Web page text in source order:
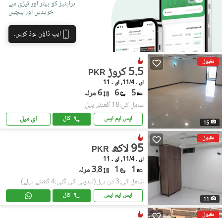
پراپٹیز کو بہتر اور تیزی سے
خریدیں اور بیچیں
ایپ ڈاؤن لوڈ کریں۔
مقبول
15
PKR 5.5 کروڑ
ای ۔ 11/4, ای ۔ 11
5
6 6 مرلہ
شامل کی:18 گھنٹے پہل
ایس ایم ایس کال ای میل
مقبول
11
PKR 95 لاکھ
ای ۔ 11/4, ای ۔ 11
1
1 3.8 مرلہ
شامل کی:3 دن پہل (تبدیلی کی گئی:4 گھنٹے پہلے)
ایس ایم ایس کال
مقبول